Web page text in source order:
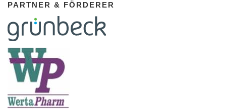
PARTNER & FÖRDERER